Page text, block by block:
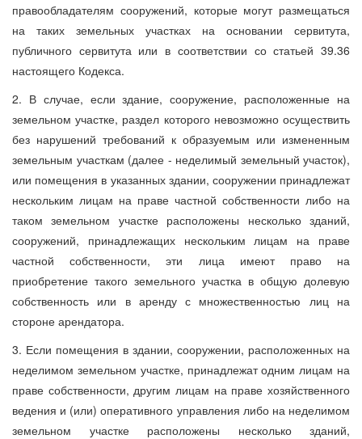
правообладателям сооружений, которые могут размещаться
на таких земельных участках на основании сервитута,
публичного сервитута или в соответствии со статьей 39.36
настоящего Кодекса.
2. В случае, если здание, сооружение, расположенные на
земельном участке, раздел которого невозможно осуществить
без нарушений требований к образуемым или измененным
земельным участкам (далее - неделимый земельный участок),
или помещения в указанных здании, сооружении принадлежат
нескольким лицам на праве частной собственности либо на
таком земельном участке расположены несколько зданий,
сооружений, принадлежащих нескольким лицам на праве
частной собственности, эти лица имеют право на
приобретение такого земельного участка в общую долевую
собственность или в аренду с множественностью лиц на
стороне арендатора.
3. Если помещения в здании, сооружении, расположенных на
неделимом земельном участке, принадлежат одним лицам на
праве собственности, другим лицам на праве хозяйственного
ведения и (или) оперативного управления либо на неделимом
земельном участке расположены несколько зданий,